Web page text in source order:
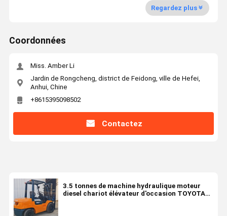
Regardez plus
Coordonnées
Miss. Amber Li
Jardin de Rongcheng, district de Feidong, ville de Hefei,
Anhui, Chine
+8615395098502
Contactez
3.5 tonnes de machine hydraulique moteur
diesel chariot élévateur d'occasion TOYOTA